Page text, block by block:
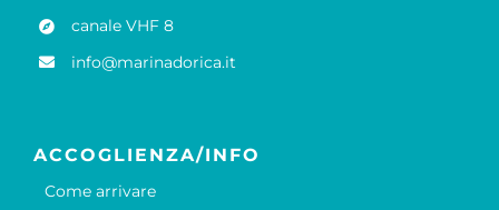
canale VHF 8
info@marinadorica.it
ACCOGLIENZA/INFO
Come arrivare